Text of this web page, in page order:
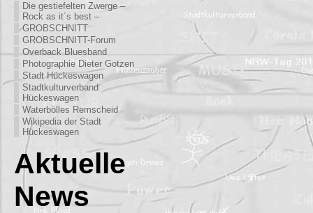
Die gestiefelten Zwerge –
Rock as it´s best –
GROBSCHNITT
GROBSCHNITT-Forum
Overback Bluesband
Photographie Dieter Gotzen
Stadt Hückeswagen
Stadtkulturverband
Hückeswagen
Waterbölles Remscheid
Wikipedia der Stadt
Hückeswagen
Aktuelle
News